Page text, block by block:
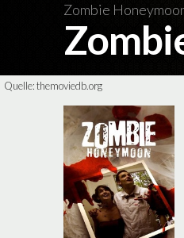
Zombie
Quelle:themoviedb.org